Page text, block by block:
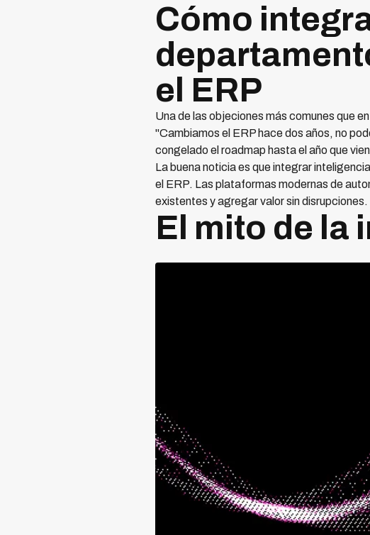
Cómo
el ERP
Una de las objeciones más comunes que
"Cambiamos el ERP hace dos años, no
congelado el roadmap hasta el año que
La buena noticia es que integrar
el ERP. Las plataformas modernas de
existentes y agregar valor sin disrupciones.
El mito de la